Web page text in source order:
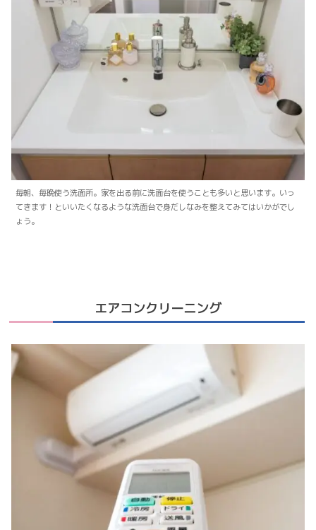
毎朝、毎晩使う洗面所。家を出る前に洗面台を使うことも多いと思います。いっ
てきます！といいたくなるような洗面台で身だしなみを整えてみてはいかがでし
ょう。
エアコンクリーニング